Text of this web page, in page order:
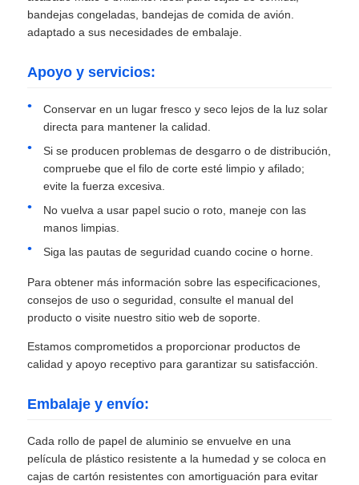
bandejas congeladas, bandejas de comida de avión.
adaptado a sus necesidades de embalaje.
Apoyo y servicios:
Conservar en un lugar fresco y seco lejos de la luz solar
directa para mantener la calidad.
Si se producen problemas de desgarro o de distribución,
compruebe que el filo de corte esté limpio y afilado;
evite la fuerza excesiva.
No vuelva a usar papel sucio o roto, maneje con las
manos limpias.
Siga las pautas de seguridad cuando cocine o horne.
Para obtener más información sobre las especificaciones,
consejos de uso o seguridad, consulte el manual del
producto o visite nuestro sitio web de soporte.
Estamos comprometidos a proporcionar productos de
calidad y apoyo receptivo para garantizar su satisfacción.
Embalaje y envío:
Cada rollo de papel de aluminio se envuelve en una
película de plástico resistente a la humedad y se coloca en
cajas de cartón resistentes con amortiguación para evitar